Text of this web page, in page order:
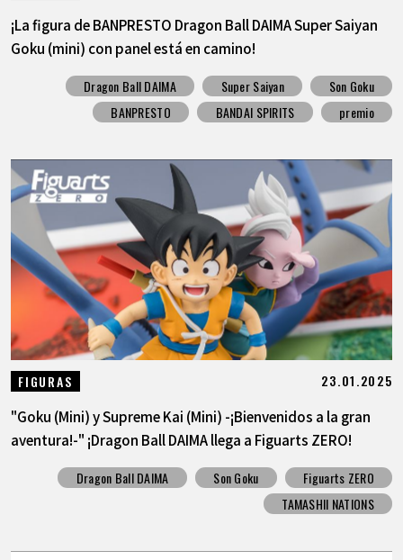
¡La figura de BANPRESTO Dragon Ball DAIMA Super Saiyan
Goku (mini) con panel está en camino!
Dragon Ball DAIMA Super Saiyan
Son Goku
BANPRESTO
BANDAI SPIRITS premio
FIGURAS 23.01.2025
"Goku (Mini) y Supreme Kai (Mini) -¡Bienvenidos a la gran
aventura!-" ¡Dragon Ball DAIMA llega a Figuarts ZERO!
Dragon Ball DAIMA Son Goku
Figuarts ZERO
TAMASHII NATIONS